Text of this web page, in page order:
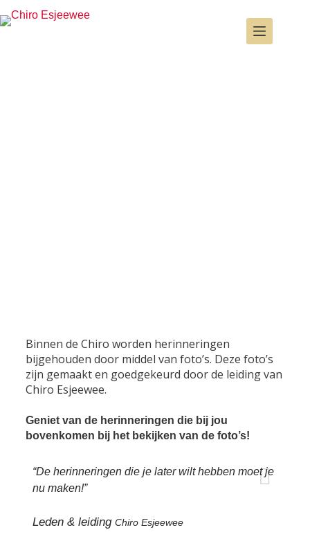
Binnen de Chiro worden herinneringen
bijgehouden door middel van foto’s. Deze foto’s
zijn gemaakt en goedgekeurd door de leiding van
Chiro Esjeewee.
Geniet van de herinneringen die bij jou
bovenkomen bij het bekijken van de foto’s!
“De herinneringen die je later wilt hebben moet je
nu maken!”
Leden & leiding Chiro Esjeewee